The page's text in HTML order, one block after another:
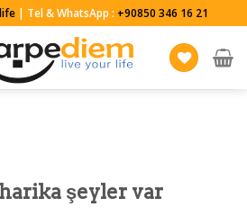
| Tel & WhatsApp : +90850 346 16 21
şeyler var